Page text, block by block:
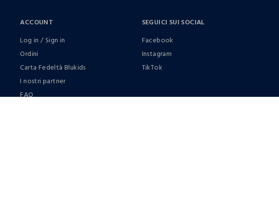
ACCOUNT
Log in / Sign in
Ordini
Carta Fedeltà Blukids
I nostri partner
FAQ
SEGUICI SUI SOCIAL
Facebook
Instagram
TikTok